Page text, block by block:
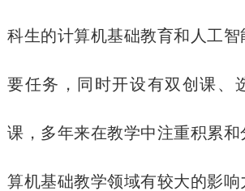
科生的计算机基础教育和人工智
要任务，同时开设有双创课、
课，多年来在教学中注重积累
算机基础教学领域有较大的影响